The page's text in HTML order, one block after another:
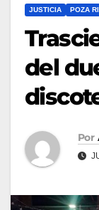
JUSTICIA POZA
del
Por